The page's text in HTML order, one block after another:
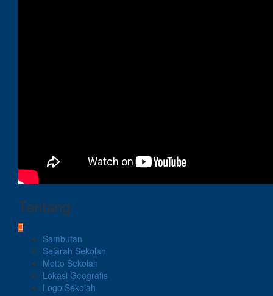
Tentang
Sambutan
Sejarah Sekolah
Motto Sekolah
Lokasi Geografis
Logo Sekolah